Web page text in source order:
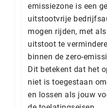
emissiezone is een
uitstootvrije
mogen rijden, met
uitstoot te
binnen de zero-
Dit betekent dat het
niet is toegestaan
en lossen als jouw